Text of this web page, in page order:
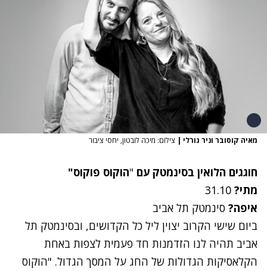
מאיה קוסובר וניר גורלי | צילום: מיכה לובטון, יחסי ציבור
חוגגים הלואין בסינמטק עם "הוקוס פוקוס"
מתי?
איפה? סינמטק תל אביב
ביום שישי הקרוב יצוין ליל כל הקדושים, ובסינמטק תל
אביב תהיה לנו הזדמנות חד פעמית לצפות באחת
הקלאסיקות הגדולות של החג על המסך הגדול. "הוקוס